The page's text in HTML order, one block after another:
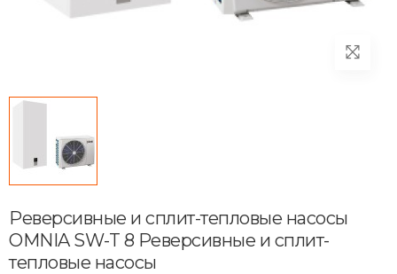
Реверсивные и сплит-тепловые насосы
OMNIA SW-T 8 Реверсивные и сплит-
тепловые насосы